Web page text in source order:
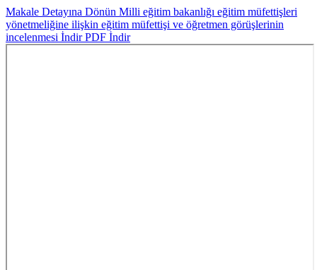
Makale Detayına Dönün Milli eğitim bakanlığı eğitim müfettişleri
yönetmeliğine ilişkin eğitim müfettişi ve öğretmen görüşlerinin
incelenmesi İndirPDF İndir